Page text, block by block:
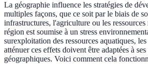
La géographie influence les stratégies de
multiples façons, que ce soit par le biais de
infrastructures, l'agriculture ou les
région est soumise à un stress
surexploitation des ressources aquatiques,
atténuer ces effets doivent être adaptées à
géographiques. Voici comment cela